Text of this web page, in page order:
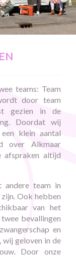
teams: Team
door team
gezien in de
Doordat wij
klein aantal
over Alkmaar
afspraken altijd
andere team in
Ook hebben
van het
bevallingen
en
geloven in de
Door onze